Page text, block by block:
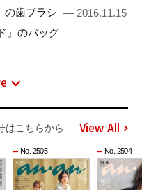
の歯ブラシ — 2016.11.15
』のバッグ
はこちらから View All
No. 2505 No. 2504